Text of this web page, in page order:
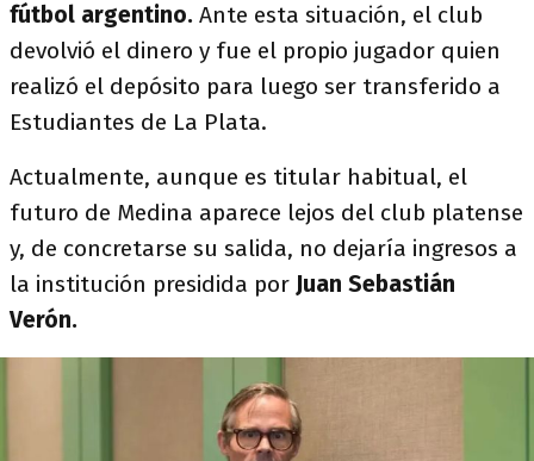
fútbol argentino. Ante esta situación, el club
devolvió el dinero y fue el propio jugador quien
realizó el depósito para luego ser transferido a
Estudiantes de La Plata.
Actualmente, aunque es titular habitual, el
futuro de Medina aparece lejos del club platense
y, de concretarse su salida, no dejaría ingresos a
la institución presidida por Juan Sebastián
Verón.